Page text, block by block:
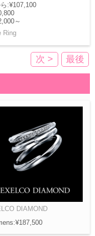
:¥107,100
～
Ring
次 > 最後
DIAMOND